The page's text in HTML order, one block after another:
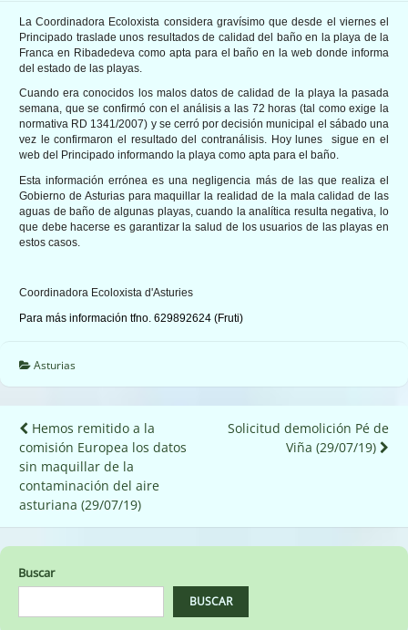
La Coordinadora Ecoloxista considera gravísimo que desde el viernes el
Principado traslade unos resultados de calidad del baño en la playa de la
Franca en Ribadedeva como apta para el baño en la web donde informa
del estado de las playas.
Cuando era conocidos los malos datos de calidad de la playa la pasada
semana, que se confirmó con el análisis a las 72 horas (tal como exige la
normativa RD 1341/2007) y se cerró por decisión municipal el sábado una
vez le confirmaron el resultado del contranálisis. Hoy lunes sigue en el
web del Principado informando la playa como apta para el baño.
Esta información errónea es una negligencia más de las que realiza el
Gobierno de Asturias para maquillar la realidad de la mala calidad de las
aguas de baño de algunas playas, cuando la analítica resulta negativa, lo
que debe hacerse es garantizar la salud de los usuarios de las playas en
estos casos.
Coordinadora Ecoloxista d'Asturies
Para más información tfno. 629892624 (Fruti)
Asturias
Navegación
de
entradas
Hemos remitido a la
comisión Europea los datos
sin maquillar de la
contaminación del aire
asturiana (29/07/19)
Solicitud demolición Pé de
Viña (29/07/19)
Buscar
BUSCAR